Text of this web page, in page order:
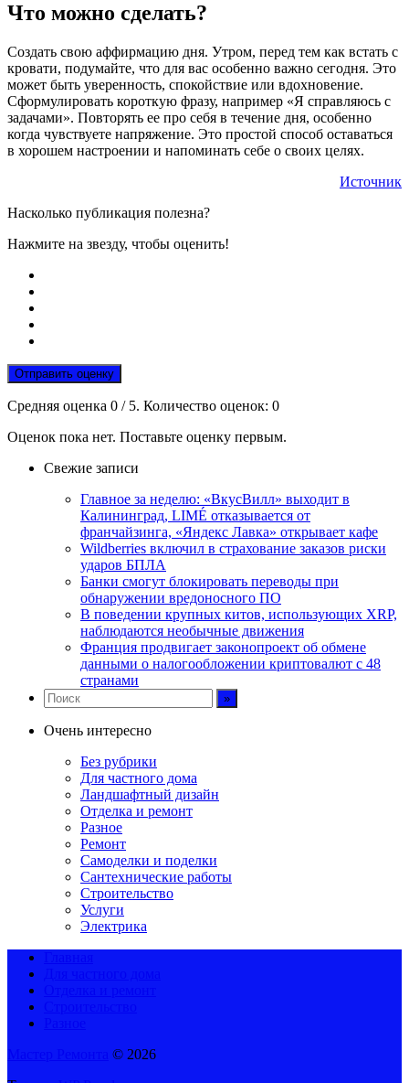
Что можно сделать?
Создать свою аффирмацию дня. Утром, перед тем как встать с
кровати, подумайте, что для вас особенно важно сегодня. Это
может быть уверенность, спокойствие или вдохновение.
Сформулировать короткую фразу, например «Я справляюсь с
задачами». Повторять ее про себя в течение дня, особенно
когда чувствуете напряжение. Это простой способ оставаться
в хорошем настроении и напоминать себе о своих целях.
Источник
Насколько публикация полезна?
Нажмите на звезду, чтобы оценить!
Отправить оценку
Средняя оценка 0 / 5. Количество оценок: 0
Оценок пока нет. Поставьте оценку первым.
Свежие записи
Главное за неделю: «ВкусВилл» выходит в
Калининград, LIMÉ отказывается от
франчайзинга, «Яндекс Лавка» открывает кафе
Wildberries включил в страхование заказов риски
ударов БПЛА
Банки смогут блокировать переводы при
обнаружении вредоносного ПО
В поведении крупных китов, использующих XRP,
наблюдаются необычные движения
Франция продвигает законопроект об обмене
данными о налогообложении криптовалют с 48
странами
Очень интересно
Без рубрики
Для частного дома
Ландшафтный дизайн
Отделка и ремонт
Разное
Ремонт
Самоделки и поделки
Сантехнические работы
Строительство
Услуги
Электрика
© 2026